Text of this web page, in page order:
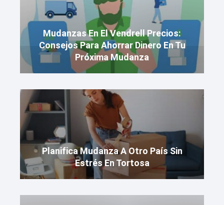
Mudanzas En El Vendrell Precios:
Consejos Para Ahorrar Dinero En Tu
Próxima Mudanza
Planifica Mudanza A Otro País Sin
Estrés En Tortosa